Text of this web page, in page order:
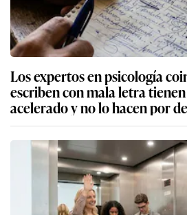
Los expertos en psicología
escriben con mala letra
acelerado y no lo hacen por